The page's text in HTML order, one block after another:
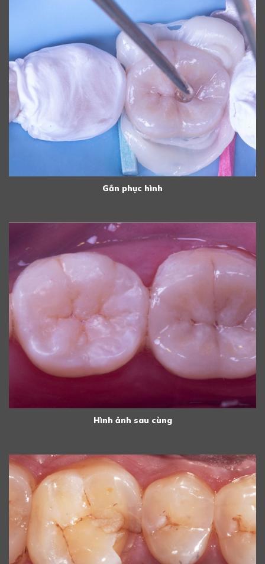
Gắn phục hình
Hình ảnh sau cùng